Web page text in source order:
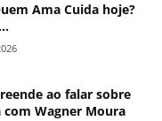
Ama Cuida hoje?
ao falar sobre
Wagner Moura